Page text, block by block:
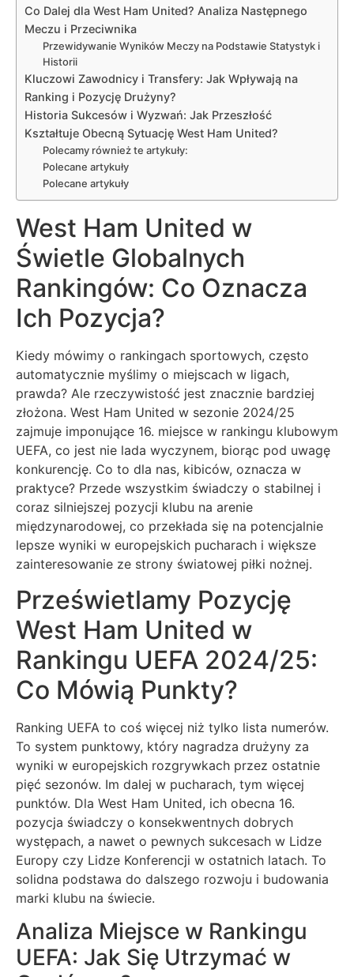
Co Dalej dla West Ham United? Analiza Następnego
Meczu i Przeciwnika
Przewidywanie Wyników Meczy na Podstawie Statystyk i
Historii
Kluczowi Zawodnicy i Transfery: Jak Wpływają na
Ranking i Pozycję Drużyny?
Historia Sukcesów i Wyzwań: Jak Przeszłość
Kształtuje Obecną Sytuację West Ham United?
Polecamy również te artykuły:
Polecane artykuły
Polecane artykuły
West Ham United w
Świetle Globalnych
Rankingów: Co Oznacza
Ich Pozycja?
Kiedy mówimy o rankingach sportowych, często
automatycznie myślimy o miejscach w ligach,
prawda? Ale rzeczywistość jest znacznie bardziej
złożona. West Ham United w sezonie 2024/25
zajmuje imponujące 16. miejsce w rankingu klubowym
UEFA, co jest nie lada wyczynem, biorąc pod uwagę
konkurencję. Co to dla nas, kibiców, oznacza w
praktyce? Przede wszystkim świadczy o stabilnej i
coraz silniejszej pozycji klubu na arenie
międzynarodowej, co przekłada się na potencjalnie
lepsze wyniki w europejskich pucharach i większe
zainteresowanie ze strony światowej piłki nożnej.
Prześwietlamy Pozycję
West Ham United w
Rankingu UEFA 2024/25:
Co Mówią Punkty?
Ranking UEFA to coś więcej niż tylko lista numerów.
To system punktowy, który nagradza drużyny za
wyniki w europejskich rozgrywkach przez ostatnie
pięć sezonów. Im dalej w pucharach, tym więcej
punktów. Dla West Ham United, ich obecna 16.
pozycja świadczy o konsekwentnych dobrych
występach, a nawet o pewnych sukcesach w Lidze
Europy czy Lidze Konferencji w ostatnich latach. To
solidna podstawa do dalszego rozwoju i budowania
marki klubu na świecie.
Analiza Miejsce w Rankingu
UEFA: Jak Się Utrzymać w